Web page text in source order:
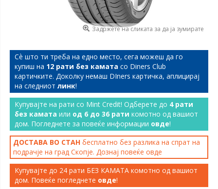
Задржете на сликата за да ја зумирате
Сѐ што ти треба на едно место, сега можеш да го
купиш на 12 рати без камата со Diners Club
картичките. Доколку немаш DIners картичка, аплицирај
на следниот линк!
Купувајте на рати со Mint Credit! Одберете до 4 рати
без камата или од 6 до 36 рати комотно од вашиот
дом. Погледнете за повеќе информации овде!
ДОСТАВА ВО СТАН бесплатно без разлика на спрат на
подрачје на град Скопје. Дознај повеќе овде
Купувајте до 24 рати БЕЗ КАМАТА комотно од вашиот
дом. Повеќе погледнете овде!